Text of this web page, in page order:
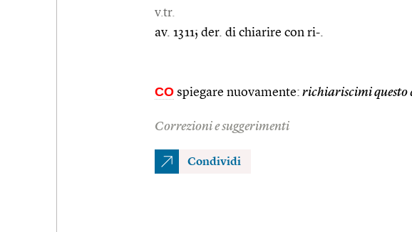
v.tr.
av. 1311; der. di chiarire con ri-.
CO spiegare nuovamente: richiariscimi questo
Correzioni e suggerimenti
Condividi